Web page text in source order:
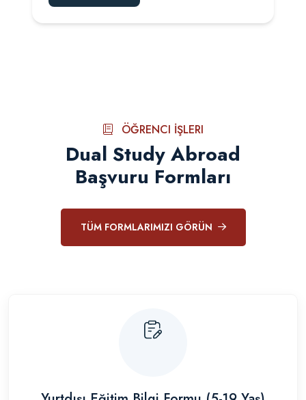
ÖĞRENCI İŞLERI
Dual Study Abroad
Başvuru Formları
TÜM FORMLARIMIZI GÖRÜN